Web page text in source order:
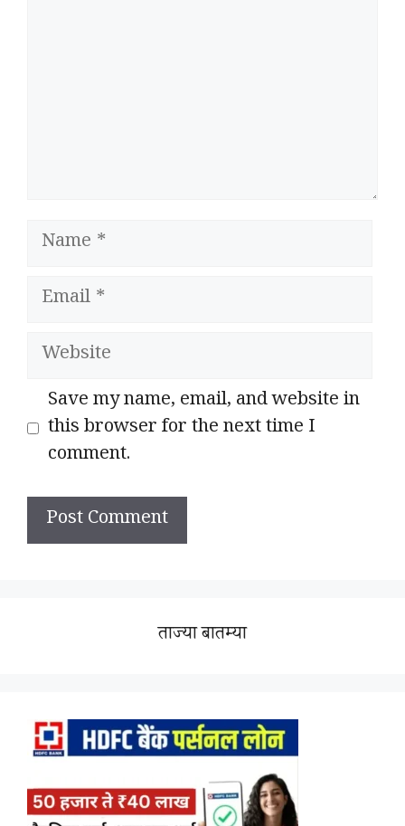
Name
Email
Website
Save my name, email, and website in
this browser for the next time I
comment.
ताज्या बातम्या